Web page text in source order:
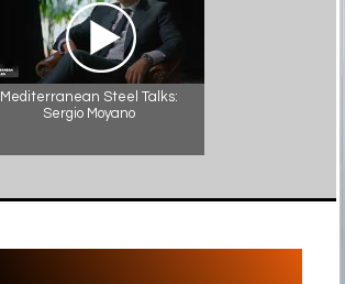
Mediterranean Steel Talks:
Sergio Moyano